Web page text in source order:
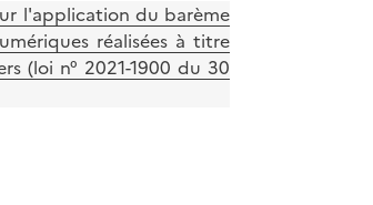
l'application du barème
réalisées à titre
(loi n° 2021-1900 du 30